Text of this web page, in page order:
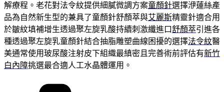
解療程。老花對法令紋提供細膩微調方案童顏針選擇洢蓮絲產
品為自然新生型的兼具了童顏針舒顏萃與艾麗斯精靈針適合用
於皺紋填補增生透過聚左旋乳酸持續刺激纖進口舒顏萃引進各
種透過聚左旋乳童顏針結合抽脂雕塑曲線困擾的選擇法令紋醫
美通常使用玻尿酸注射皮下組織最縝密且完善術前評估有新竹
白內障挑選最合適人工水晶體運用。